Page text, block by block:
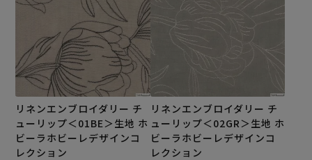
リネンエンブロイダリー チ
ューリップ＜01BE＞生地 ホ
ビーラホビーレデザインコ
レクション
リネンエンブロイダリー チ
ューリップ＜02GR＞生地 ホ
ビーラホビーレデザインコ
レクション